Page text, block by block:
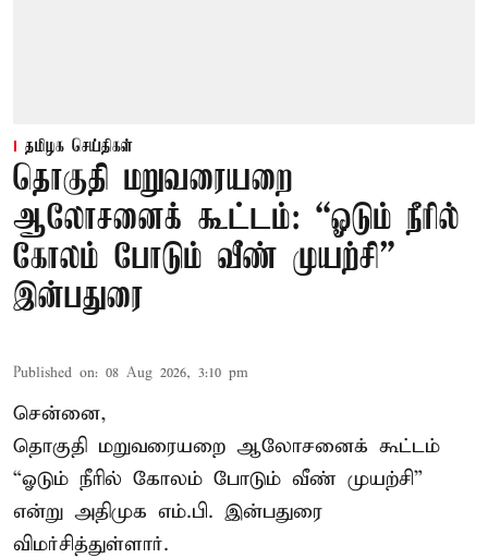
தமிழக செய்திகள்
தொகுதி மறுவரையறை
ஆலோசனைக் கூட்டம்: “ஓடும் நீரில்
கோலம் போடும் வீண் முயற்சி” –
இன்பதுரை
Published on: 08 Aug 2026, 3:10 pm
சென்னை,
தொகுதி மறுவரையறை ஆலோசனைக் கூட்டம்
“ஓடும் நீரில் கோலம் போடும் வீண் முயற்சி”
என்று அதிமுக எம்.பி. இன்பதுரை
விமர்சித்துள்ளார்.